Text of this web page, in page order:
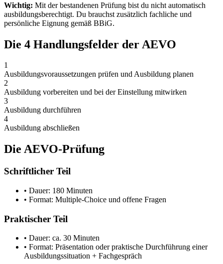
Wichtig: Mit der bestandenen Prüfung bist du nicht automatisch
ausbildungsberechtigt. Du brauchst zusätzlich fachliche und
persönliche Eignung gemäß BBiG.
Die 4 Handlungsfelder der AEVO
1
Ausbildungsvoraussetzungen prüfen und Ausbildung planen
2
Ausbildung vorbereiten und bei der Einstellung mitwirken
3
Ausbildung durchführen
4
Ausbildung abschließen
Die AEVO-Prüfung
Schriftlicher Teil
• Dauer: 180 Minuten
• Format: Multiple-Choice und offene Fragen
Praktischer Teil
• Dauer: ca. 30 Minuten
• Format: Präsentation oder praktische Durchführung einer
Ausbildungssituation + Fachgespräch